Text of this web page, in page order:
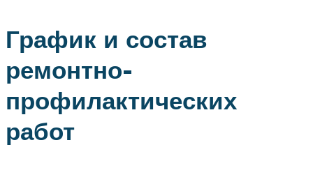
График и состав
ремонтно-
профилактических
работ